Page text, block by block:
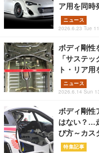
ア用を同時
ニュース
2026.6.23 Tue
ボディ剛性
「サステ
ト・リア
ニュース
2026.6.14 Sun
ボディ剛性
はない？…
び方～カス
特集記事